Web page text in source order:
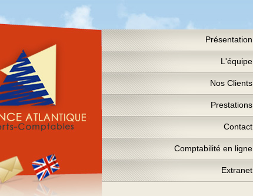
Présentation
L'équipe
Nos Clients
Prestations
Contact
Comptabilité en ligne
Extranet